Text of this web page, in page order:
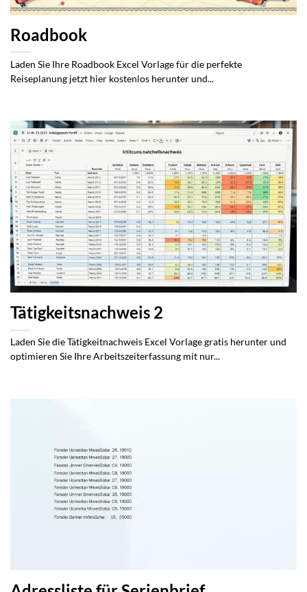
Roadbook
Laden Sie Ihre Roadbook Excel Vorlage für die perfekte
Reiseplanung jetzt hier kostenlos herunter und...
Tätigkeitsnachweis 2
Laden Sie die Tätigkeitnachweis Excel Vorlage gratis herunter und
optimieren Sie Ihre Arbeitszeiterfassung mit nur...